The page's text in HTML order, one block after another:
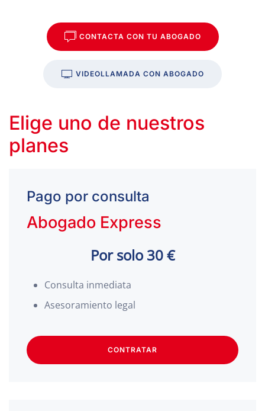
CONTACTA CON TU ABOGADO
VIDEOLLAMADA CON ABOGADO
Elige uno de nuestros
planes
Pago por consulta
Abogado Express
Por solo 30 €
Consulta inmediata
Asesoramiento legal
CONTRATAR